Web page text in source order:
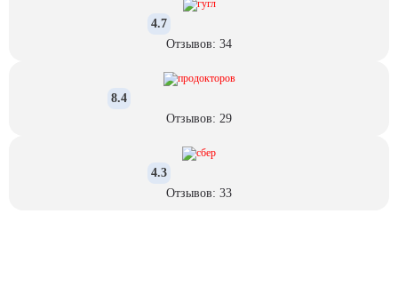
4.7
Отзывов: 34
8.4
Отзывов: 29
4.3
Отзывов: 33